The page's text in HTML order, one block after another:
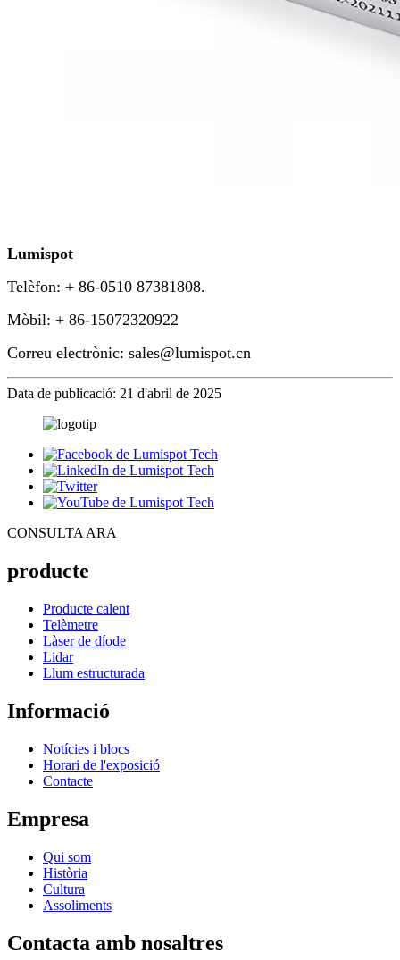
Lumispot
Telèfon: + 86-0510 87381808.
Mòbil: + 86-15072320922
Correu electrònic: sales@lumispot.cn
Data de publicació: 21 d'abril de 2025
CONSULTA ARA
producte
Producte calent
Telèmetre
Làser de díode
Lidar
Llum estructurada
Informació
Notícies i blocs
Horari de l'exposició
Contacte
Empresa
Qui som
Història
Cultura
Assoliments
Contacta amb nosaltres